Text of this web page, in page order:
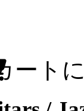
ート